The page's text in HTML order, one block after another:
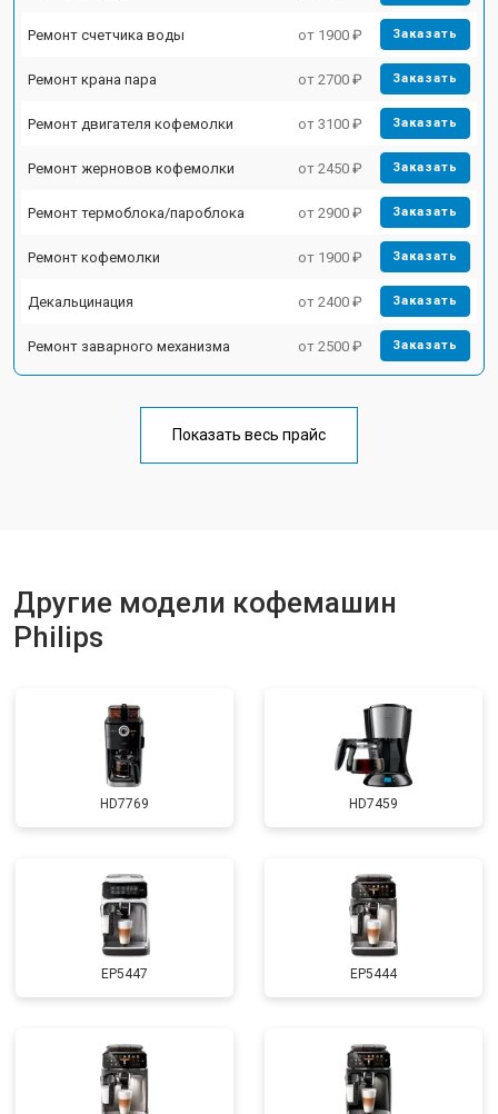
Ремонт счетчика воды от 1900 ₽ Заказать
Ремонт крана пара от 2700 ₽ Заказать
Ремонт двигателя кофемолки от 3100 ₽ Заказать
Ремонт жерновов кофемолки от 2450 ₽ Заказать
Ремонт термоблока/пароблока от 2900 ₽ Заказать
Ремонт кофемолки от 1900 ₽ Заказать
Декальцинация от 2400 ₽ Заказать
Ремонт заварного механизма от 2500 ₽ Заказать
Показать весь прайс
Другие модели кофемашин
Philips
HD7769 HD7459
EP5447 EP5444